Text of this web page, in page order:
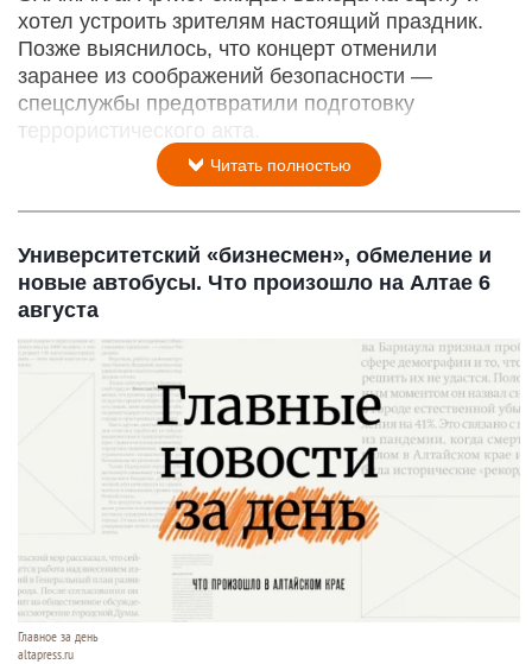
хотел устроить зрителям настоящий праздник.
Позже выяснилось, что концерт отменили
заранее из соображений безопасности —
спецслужбы предотвратили подготовку
террористического акта.
Читать полностью
Университетский «бизнесмен», обмеление и
новые автобусы. Что произошло на Алтае 6
августа
Главное за день
altapress.ru